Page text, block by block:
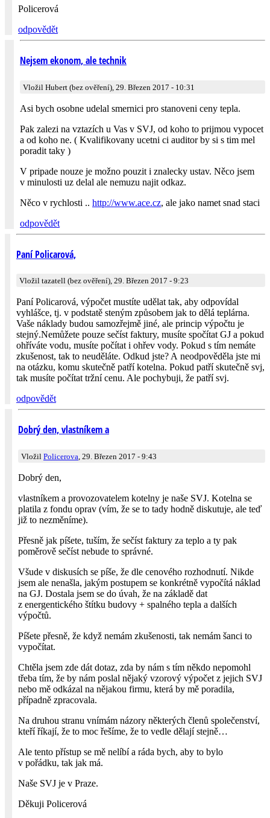
Policerová
odpovědět
Nejsem ekonom, ale technik
Vložil Hubert (bez ověření), 29. Březen 2017 - 10:31
Asi bych osobne udelal smernici pro stanoveni ceny tepla.
Pak zalezi na vztazích u Vas v SVJ, od koho to prijmou vypocet
a od koho ne. ( Kvalifikovany ucetni ci auditor by si s tim mel
poradit taky )
V pripade nouze je možno pouzit i znalecky ustav. Něco jsem
v minulosti uz delal ale nemuzu najit odkaz.
Něco v rychlosti .. http://www.ace.cz, ale jako namet snad staci
odpovědět
Paní Policarová,
Vložil tazatell (bez ověření), 29. Březen 2017 - 9:23
Paní Policarová, výpočet mustíte udělat tak, aby odpovídal
vyhlášce, tj. v podstatě steným způsobem jak to dělá teplárna.
Vaše náklady budou samozřejmě jiné, ale princip výpočtu je
stejný.Nemůžete pouze sečíst faktury, musíte spočítat GJ a pokud
ohříváte vodu, musíte počítat i ohřev vody. Pokud s tím nemáte
zkušenost, tak to neuděláte. Odkud jste? A neodpověděla jste mi
na otázku, komu skutečně patří kotelna. Pokud patří skutečně svj,
tak musíte počítat tržní cenu. Ale pochybuji, že patří svj.
odpovědět
Dobrý den, vlastníkem a
Vložil Policerova , 29. Březen 2017 - 9:43
Dobrý den,
vlastníkem a provozovatelem kotelny je naše SVJ. Kotelna se
platila z fondu oprav (vím, že se to tady hodně diskutuje, ale teď
již to nezměníme).
Přesně jak píšete, tuším, že sečíst faktury za teplo a ty pak
poměrově sečíst nebude to správné.
Všude v diskusích se píše, že dle cenového rozhodnutí. Nikde
jsem ale nenašla, jakým postupem se konkrétně vypočítá náklad
na GJ. Dostala jsem se do úvah, že na základě dat
z energentického štítku budovy + spalného tepla a dalších
výpočtů.
Píšete přesně, že když nemám zkušenosti, tak nemám šanci to
vypočítat.
Chtěla jsem zde dát dotaz, zda by nám s tím někdo nepomohl
třeba tím, že by nám poslal nějaký vzorový výpočet z jejich SVJ
nebo mě odkázal na nějakou firmu, která by mě poradila,
případně zpracovala.
Na druhou stranu vnímám názory některých členů společenství,
kteří říkají, že to moc řešíme, že to vedle dělají stejně…
Ale tento přístup se mě nelíbí a ráda bych, aby to bylo
v pořádku, tak jak má.
Naše SVJ je v Praze.
Děkuji Policerová